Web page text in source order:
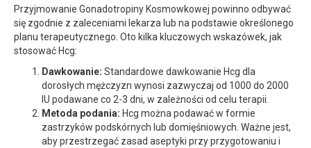
Przyjmowanie Gonadotropiny Kosmowkowej powinno odbywać
się zgodnie z zaleceniami lekarza lub na podstawie określonego
planu terapeutycznego. Oto kilka kluczowych wskazówek, jak
stosować Hcg:
Dawkowanie: Standardowe dawkowanie Hcg dla
dorosłych mężczyzn wynosi zazwyczaj od 1000 do 2000
IU podawane co 2-3 dni, w zależności od celu terapii.
Metoda podania: Hcg można podawać w formie
zastrzyków podskórnych lub domięśniowych. Ważne jest,
aby przestrzegać zasad aseptyki przy przygotowaniu i